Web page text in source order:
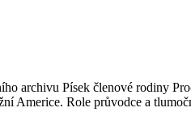
archivu Písek členové rodiny
Americe. Role průvodce a